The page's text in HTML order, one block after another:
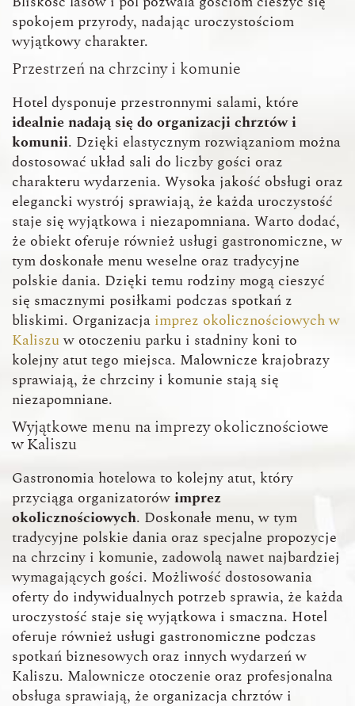
spokojem przyrody, nadając uroczystościom
wyjątkowy charakter.
Przestrzeń na chrzciny i komunie
Hotel dysponuje przestronnymi salami, które
idealnie nadają się do organizacji chrztów i
komunii. Dzięki elastycznym rozwiązaniom można
dostosować układ sali do liczby gości oraz
charakteru wydarzenia. Wysoka jakość obsługi oraz
elegancki wystrój sprawiają, że każda uroczystość
staje się wyjątkowa i niezapomniana. Warto dodać,
że obiekt oferuje również usługi gastronomiczne, w
tym doskonałe menu weselne oraz tradycyjne
polskie dania. Dzięki temu rodziny mogą cieszyć
się smacznymi posiłkami podczas spotkań z
bliskimi. Organizacja imprez okolicznościowych w
Kaliszu w otoczeniu parku i stadniny koni to
kolejny atut tego miejsca. Malownicze krajobrazy
sprawiają, że chrzciny i komunie stają się
niezapomniane.
Wyjątkowe menu na imprezy okolicznościowe
w Kaliszu
Gastronomia hotelowa to kolejny atut, który
przyciąga organizatorów imprez
okolicznościowych. Doskonałe menu, w tym
tradycyjne polskie dania oraz specjalne propozycje
na chrzciny i komunie, zadowolą nawet najbardziej
wymagających gości. Możliwość dostosowania
oferty do indywidualnych potrzeb sprawia, że każda
uroczystość staje się wyjątkowa i smaczna. Hotel
oferuje również usługi gastronomiczne podczas
spotkań biznesowych oraz innych wydarzeń w
Kaliszu. Malownicze otoczenie oraz profesjonalna
obsługa sprawiają, że organizacja chrztów i